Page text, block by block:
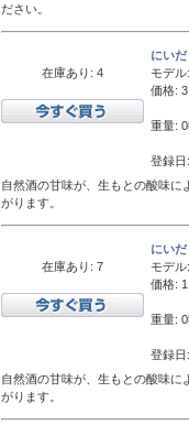
ださい。
在庫あり: 4
にい
モデル:
価格:
重量:
登録
自然酒の甘味が、生もとの酸味
がります。
在庫あり: 7
にい
モデル:
価格:
重量:
登録
自然酒の甘味が、生もとの酸味
がります。